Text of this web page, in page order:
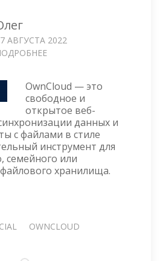
АВГУСТА 2022
УСТАНОВКА
НА
UBUNTU
20.04
OwnCloud — это
свободное и
открытое веб-
данных и
с файлами в стиле
инструмент для
семейного или
хранилища.
OWNCLOUD